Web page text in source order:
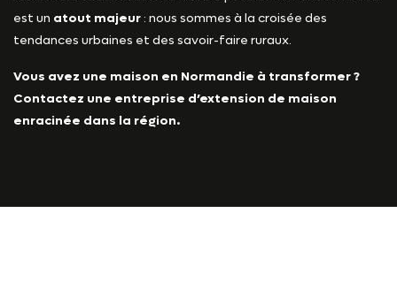
est un atout majeur : nous sommes à la croisée des
tendances urbaines et des savoir-faire ruraux.
Vous avez une maison en Normandie à transformer ?
Contactez une entreprise d’extension de maison
enracinée dans la région.